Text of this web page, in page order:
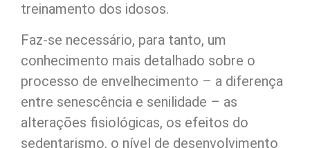
treinamento dos idosos.
Faz-se necessário, para tanto, um
conhecimento mais detalhado sobre o
processo de envelhecimento – a diferença
entre senescência e senilidade – as
alterações fisiológicas, os efeitos do
sedentarismo, o nível de desenvolvimento